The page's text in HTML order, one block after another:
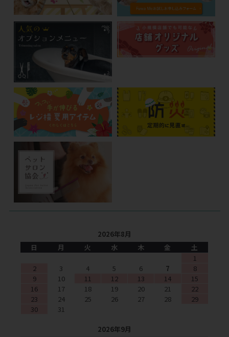
2026年8月
日
月 火 水 木 金
土
1
2
3 4 5 6 7
8
9
10 11 12 13 14
15
16
17 18 19 20 21
22
23
24 25 26 27 28
29
30
31
2026年9月